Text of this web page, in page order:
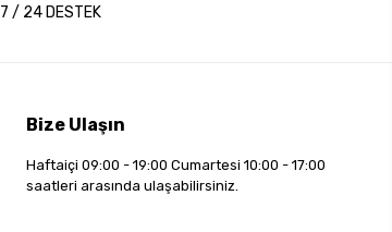
7 / 24 DESTEK
Bize Ulaşın
Haftaiçi 09:00 - 19:00 Cumartesi 10:00 - 17:00
saatleri arasında ulaşabilirsiniz.